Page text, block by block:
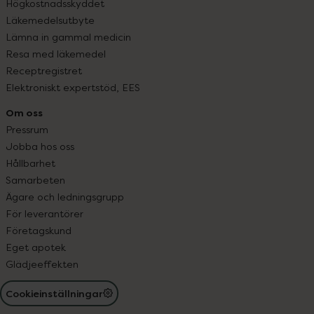
Högkostnadsskyddet
Läkemedelsutbyte
Lämna in gammal medicin
Resa med läkemedel
Receptregistret
Elektroniskt expertstöd, EES
Om oss
Pressrum
Jobba hos oss
Hållbarhet
Samarbeten
Ägare och ledningsgrupp
För leverantörer
Företagskund
Eget apotek
Glädjeeffekten
Cookieinställningar